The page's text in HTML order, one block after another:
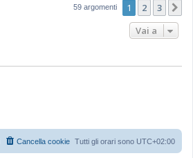
59 argomenti 1 2 3
Vai a
Tutti gli orari sono UTC+02:00
Cancella cookie